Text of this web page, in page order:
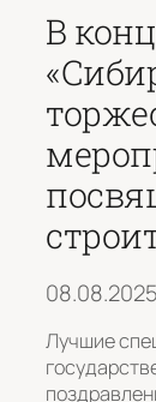
В
08.08.2025
Лучшие